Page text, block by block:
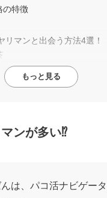
の特徴
リマンと出会う方法4選！
もっと見る
ンが多い⁉
は、パコ活 ナビゲー